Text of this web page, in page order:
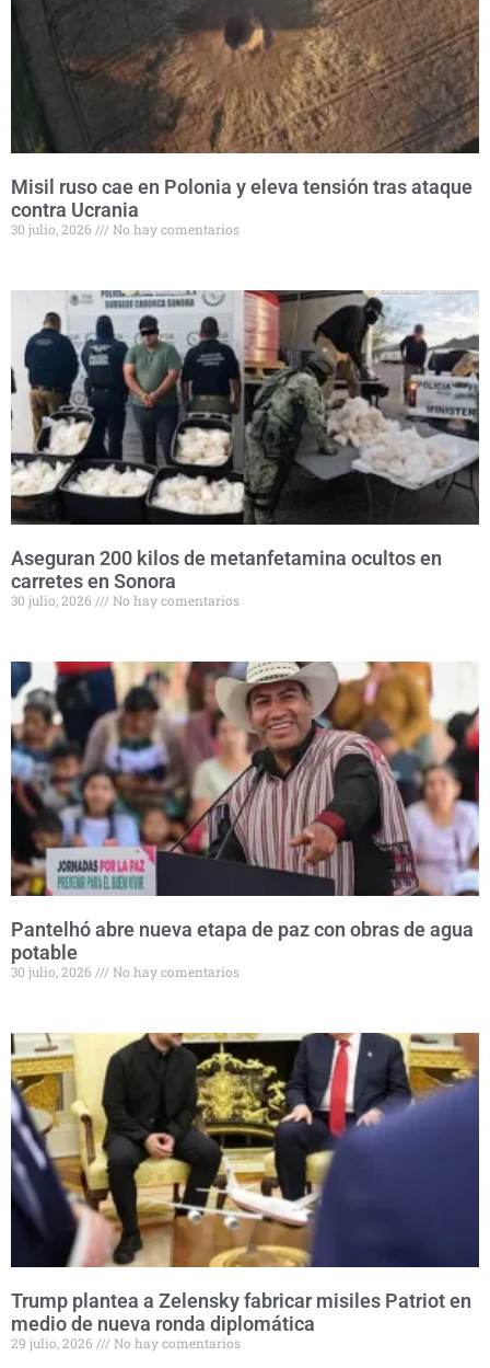
Misil ruso cae en Polonia y eleva tensión tras ataque
contra Ucrania
30 julio, 2026 No hay comentarios
Aseguran 200 kilos de metanfetamina ocultos en
carretes en Sonora
30 julio, 2026 No hay comentarios
Pantelhó abre nueva etapa de paz con obras de agua
potable
30 julio, 2026 No hay comentarios
Trump plantea a Zelensky fabricar misiles Patriot en
medio de nueva ronda diplomática
29 julio, 2026 No hay comentarios